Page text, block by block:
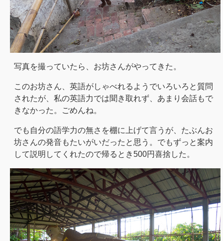
写真を撮っていたら、お坊さんがやってきた。
このお坊さん、英語がしゃべれるようでいろいろと質問
されたが、私の英語力では聞き取れず、あまり会話もで
きなかった。ごめんね。
でも自分の語学力の無さを棚に上げて言うが、たぶんお
坊さんの発音もたいがいだったと思う。でもずっと案内
して説明してくれたので帰るとき500円喜捨した。